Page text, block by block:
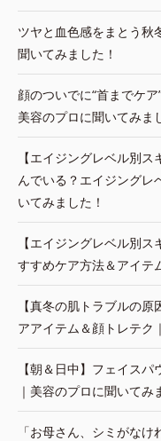
ツヤと血色感をまとう秋
聞いてみました！
顔のついでに“首までケ
美容のプロに聞いてみま
【エイジングレベル別
んでいる？エイジングレ
いてみました！
【エイジングレベル別
すすめケア方法＆アイテ
【真冬の肌トラブルの
アアイテム＆顔トレテク
【朝＆日中】フェイス
｜美容のプロに聞いてみ
「お母さん、シミがな